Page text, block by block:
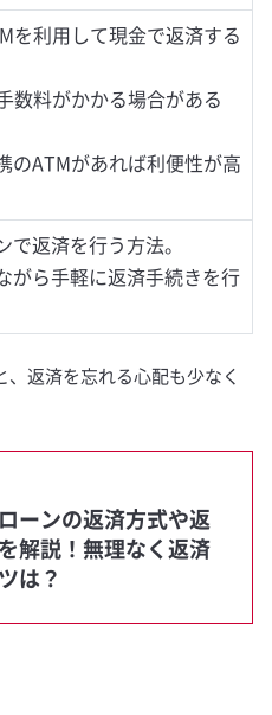
を利用して現金で返済する
数料がかかる場合がある
のATMがあれば利便性が高
で返済を行う方法。
がら手軽に返済手続きを行
返済を忘れる心配も少なく
ーンの返済方式や返
解説！無理なく返済
は？